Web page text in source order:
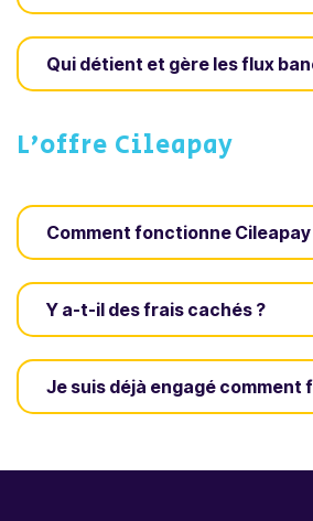
Contactez-nous
Contactez-nous
Se connecter
Qui détient et gère les flux
L’offre Cileapay
Comment fonctionne Cileapay
Y a-t-il des frais cachés ?
Je suis déjà engagé comment